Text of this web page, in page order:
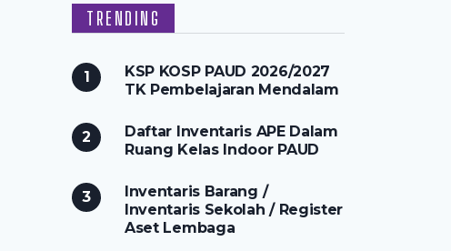
TRENDING
KSP KOSP PAUD 2026/2027
TK Pembelajaran Mendalam
Daftar Inventaris APE Dalam
Ruang Kelas Indoor PAUD
Inventaris Barang /
Inventaris Sekolah / Register
Aset Lembaga